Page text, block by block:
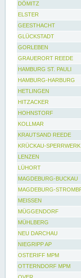
DÖMITZ
ELSTER
GEESTHACHT
GLÜCKSTADT
GORLEBEN
GRAUERORT REEDE
HAMBURG ST. PAULI
HAMBURG-HARBURG
HETLINGEN
HITZACKER
HOHNSTORF
KOLLMAR
KRAUTSAND REEDE
KRÜCKAU-SPERRWERK
LENZEN
LÜHORT
MAGDEBURG-BUCKAU
MAGDEBURG-
MEISSEN
MÜGGENDORF
MÜHLBERG
NEU DARCHAU
NIEGRIPP AP
OSTERIFF MPM
OTTERNDORF MPM